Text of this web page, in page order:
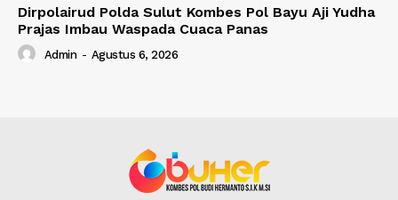
Dirpolairud Polda Sulut Kombes Pol Bayu Aji Yudha
Prajas Imbau Waspada Cuaca Panas
Admin - Agustus 6, 2026